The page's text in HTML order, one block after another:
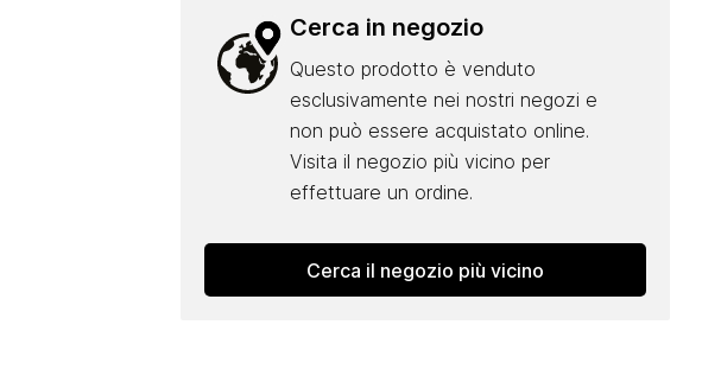
Cerca in negozio
Questo prodotto è venduto
esclusivamente nei nostri negozi e
non può essere acquistato online.
Visita il negozio più vicino per
effettuare un ordine.
Cerca il negozio più vicino